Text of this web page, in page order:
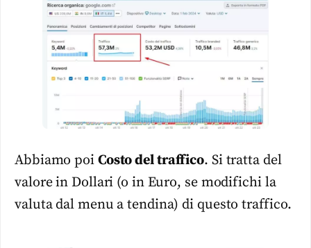
Abbiamo poi Costo del traffico. Si tratta del
valore in Dollari (o in Euro, se modifichi la
valuta dal menu a tendina) di questo traffico.